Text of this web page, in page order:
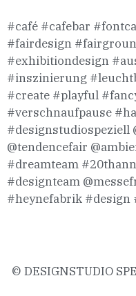
#café #cafebar
#fairdesign
#exhibitiondesign
#inszinierung
#create #playful
#verschnaufpause
#designstudiospeziell
@tendencefair
#dreamteam
#designteam
#heynefabrik #design
© DESIGNSTUDIO